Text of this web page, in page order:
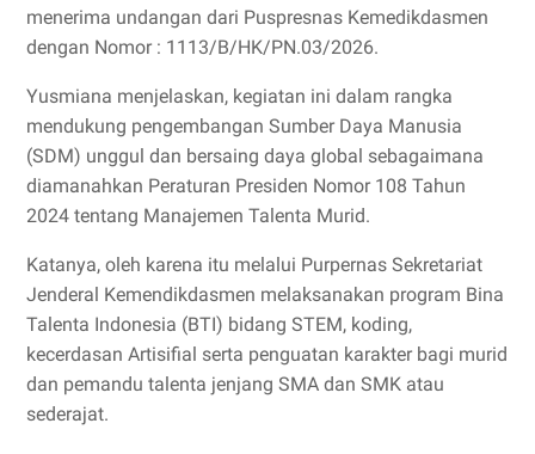
menerima undangan dari Puspresnas Kemedikdasmen
dengan Nomor : 1113/B/HK/PN.03/2026.
Yusmiana menjelaskan, kegiatan ini dalam rangka
mendukung pengembangan Sumber Daya Manusia
(SDM) unggul dan bersaing daya global sebagaimana
diamanahkan Peraturan Presiden Nomor 108 Tahun
2024 tentang Manajemen Talenta Murid.
Katanya, oleh karena itu melalui Purpernas Sekretariat
Jenderal Kemendikdasmen melaksanakan program Bina
Talenta Indonesia (BTI) bidang STEM, koding,
kecerdasan Artisifial serta penguatan karakter bagi murid
dan pemandu talenta jenjang SMA dan SMK atau
sederajat.